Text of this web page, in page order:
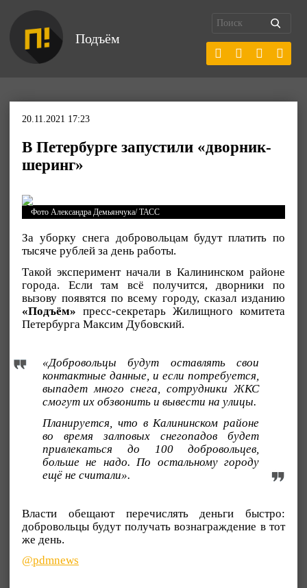
Подъём
20.11.2021 17:23
В Петербурге запустили «дворник-
шеринг»
Фото Александра Демьянчука/ ТАСС
За уборку снега добровольцам будут платить по
тысяче рублей за день работы.
Такой эксперимент начали в Калининском районе
города. Если там всё получится, дворники по
вызову появятся по всему городу, сказал изданию
«Подъём» пресс-секретарь Жилищного комитета
Петербурга Максим Дубовский.
«Добровольцы будут оставлять свои
контактные данные, и если потребуется,
выпадет много снега, сотрудники ЖКС
смогут их обзвонить и вывести на улицы.
Планируется, что в Калининском районе
во время залповых снегопадов будет
привлекаться до 100 добровольцев,
больше не надо. По остальному городу
ещё не считали».
Власти обещают перечислять деньги быстро:
добровольцы будут получать вознаграждение в тот
же день.
@pdmnews